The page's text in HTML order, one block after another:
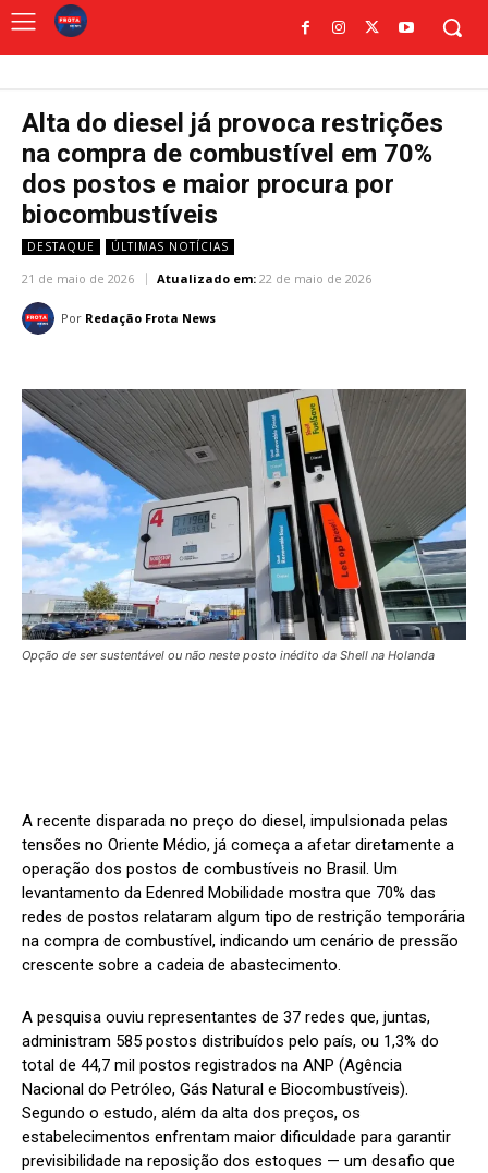
Alta do diesel já provoca restrições
na compra de combustível em 70%
dos postos e maior procura por
biocombustíveis
DESTAQUE ÚLTIMAS NOTÍCIAS
21 de maio de 2026 Atualizado em: 22 de maio de 2026
Por Redação Frota News
Opção de ser sustentável ou não neste posto inédito da Shell na Holanda
A recente disparada no preço do diesel, impulsionada pelas
tensões no Oriente Médio, já começa a afetar diretamente a
operação dos postos de combustíveis no Brasil. Um
levantamento da Edenred Mobilidade mostra que 70% das
redes de postos relataram algum tipo de restrição temporária
na compra de combustível, indicando um cenário de pressão
crescente sobre a cadeia de abastecimento.
A pesquisa ouviu representantes de 37 redes que, juntas,
administram 585 postos distribuídos pelo país, ou 1,3% do
total de 44,7 mil postos registrados na ANP (Agência
Nacional do Petróleo, Gás Natural e Biocombustíveis).
Segundo o estudo, além da alta dos preços, os
estabelecimentos enfrentam maior dificuldade para garantir
previsibilidade na reposição dos estoques — um desafio que